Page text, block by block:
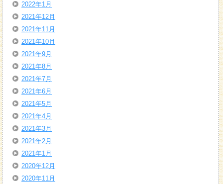
2022年1月
2021年12月
2021年11月
2021年10月
2021年9月
2021年8月
2021年7月
2021年6月
2021年5月
2021年4月
2021年3月
2021年2月
2021年1月
2020年12月
2020年11月